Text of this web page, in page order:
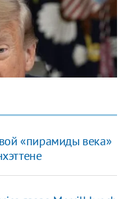
«пирамиды века»